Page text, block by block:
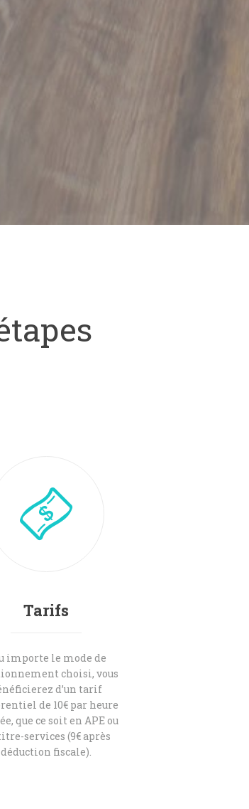
Tarifs
importe le mode de
choisi, vous
d’un tarif
de 10€ par heure
que ce soit en APE ou
services (9€ après
déduction fiscale).